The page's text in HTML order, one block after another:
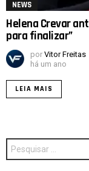
NEWS
Helena Crevar
para finalizar”
por Vitor Freitas
há um ano
LEIA MAIS
Procurar
por: